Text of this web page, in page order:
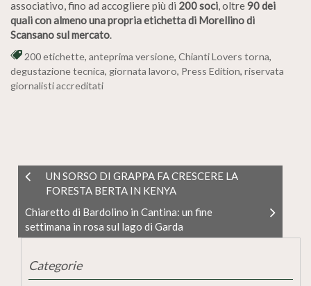
associativo, fino ad accogliere più di 200 soci , oltre90 dei
quali con almeno una propria etichetta di Morellino di
Scansano sul mercato
200 etichette, anteprima versione, Chianti Lovers torna,
degustazione tecnica, giornata lavoro, Press Edition, riservata
giornalisti accreditati
UN SORSO DI GRAPPA FA CRESCERE LA
FORESTA BERTA IN KENYA
Chiaretto di Bardolino in Cantina: un fine
settimana in rosa sul lago di Garda
Categorie